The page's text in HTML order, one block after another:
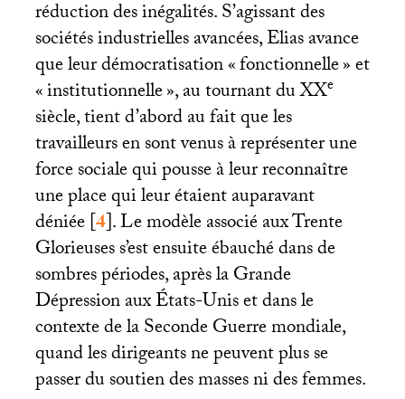
réduction des inégalités. S’agissant des
sociétés industrielles avancées, Elias avance
que leur démocratisation «fonctionnelle» et
«institutionnelle», au tournant duXXe
siècle, tient d’abord au fait que les
travailleurs en sont venus à représenter une
force sociale qui pousse à leur reconnaître
une place qui leur étaient auparavant
déniée[4]. Le modèle associé aux Trente
Glorieuses s’est ensuite ébauché dans de
sombres périodes, après la Grande
Dépression aux États-Unis et dans le
contexte de la Seconde Guerre mondiale,
quand les dirigeants ne peuvent plus se
passer du soutien des masses ni des femmes.